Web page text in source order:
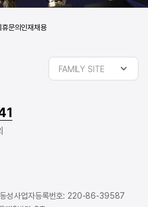
문의 인재채용
FAMILY SITE
성사업자등록번호: 220-86-39587